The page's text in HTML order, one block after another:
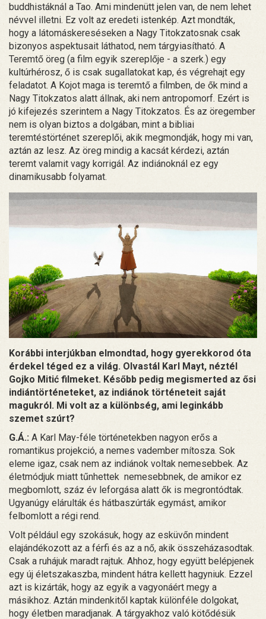
buddhistáknál a Tao. Ami mindenütt jelen van, de nem lehet
névvel illetni. Ez volt az eredeti istenkép. Azt mondták,
hogy a látomáskereséseken a Nagy Titokzatosnak csak
bizonyos aspektusait láthatod, nem tárgyiasítható. A
Teremtő öreg (a film egyik szereplője - a szerk.) egy
kultúrhérosz, ő is csak sugallatokat kap, és végrehajt egy
feladatot. A Kojot maga is teremtő a filmben, de ők mind a
Nagy Titokzatos alatt állnak, aki nem antropomorf. Ezért is
jó kifejezés szerintem a Nagy Titokzatos. És az öregember
nem is olyan biztos a dolgában, mint a bibliai
teremtéstörténet szereplői, akik megmondják, hogy mi van,
aztán az lesz. Az öreg mindig a kacsát kérdezi, aztán
teremt valamit vagy korrigál. Az indiánoknál ez egy
dinamikusabb folyamat.
Korábbi interjúkban elmondtad, hogy gyerekkorod óta
érdekel téged ez a világ. Olvastál Karl Mayt, néztél
Gojko Mitić filmeket. Később pedig megismerted az ősi
indiántörténeteket, az indiánok történeteit saját
magukról. Mi volt az a különbség, ami leginkább
szemet szúrt?
G.Á.: A Karl May-féle történetekben nagyon erős a
romantikus projekció, a nemes vadember mítosza. Sok
eleme igaz, csak nem az indiánok voltak nemesebbek. Az
életmódjuk miatt tűnhettek nemesebbnek, de amikor ez
megbomlott, száz év leforgása alatt ők is megrontódtak.
Ugyanúgy elárulták és hátbaszúrták egymást, amikor
felbomlott a régi rend.
Volt például egy szokásuk, hogy az esküvőn mindent
elajándékozott az a férfi és az a nő, akik összeházasodtak.
Csak a ruhájuk maradt rajtuk. Ahhoz, hogy együtt belépjenek
egy új életszakaszba, mindent hátra kellett hagyniuk. Ezzel
azt is kizárták, hogy az egyik a vagyonáért megy a
másikhoz. Aztán mindenkitől kaptak különféle dolgokat,
hogy életben maradjanak. A tárgyakhoz való kötődésük